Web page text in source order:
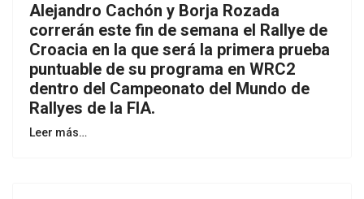
Alejandro Cachón y Borja Rozada
correrán este fin de semana el Rallye de
Croacia en la que será la primera prueba
puntuable de su programa en WRC2
dentro del Campeonato del Mundo de
Rallyes de la FIA.
Leer más…